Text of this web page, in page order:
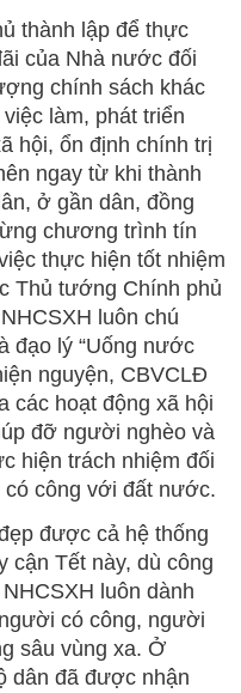
thành lập để thực
của Nhà nước đối
chính sách khác
làm, phát triển
hội, ổn định chính trị
ngay từ khi thành
ở gần dân, đồng
chương trình tín
thực hiện tốt nhiệm
Thủ tướng Chính phủ
luôn chú
đạo lý “Uống nước
nguyện, CBVCLĐ
các hoạt động xã hội
đỡ người nghèo và
hiện trách nhiệm đối
công với đất nước.
được cả hệ thống
cận Tết này, dù công
luôn dành
có công, người
sâu vùng xa. Ở
dân đã được nhận